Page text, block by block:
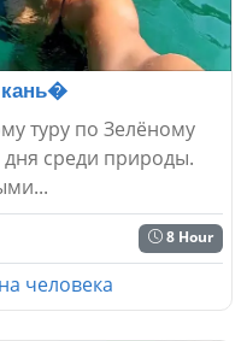
кань�
туру по Зелёному
среди природы.
8 Hour
на человека